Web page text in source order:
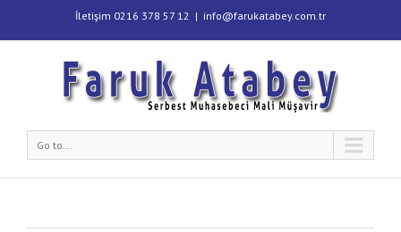
İletişim 0216 378 57 12 | info@farukatabey.com.tr
Go to...